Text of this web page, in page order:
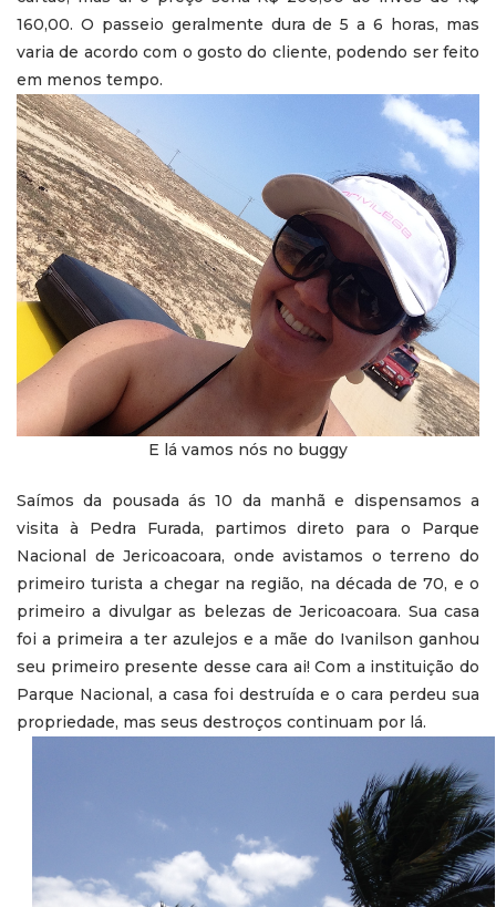
160,00. O passeio geralmente dura de 5 a 6 horas, mas
varia de acordo com o gosto do cliente, podendo ser feito
em menos tempo.
E lá vamos nós no buggy
Saímos da pousada ás 10 da manhã e dispensamos a
visita à Pedra Furada, partimos direto para o Parque
Nacional de Jericoacoara, onde avistamos o terreno do
primeiro turista a chegar na região, na década de 70, e o
primeiro a divulgar as belezas de Jericoacoara. Sua casa
foi a primeira a ter azulejos e a mãe do Ivanilson ganhou
seu primeiro presente desse cara ai! Com a instituição do
Parque Nacional, a casa foi destruída e o cara perdeu sua
propriedade, mas seus destroços continuam por lá.